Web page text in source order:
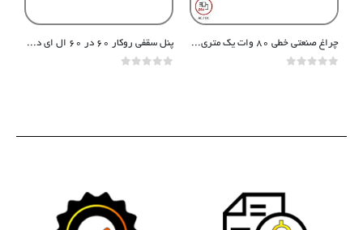
چراغ صنعتی خطی ۸۰ وات یک متری ۲۴ ولت پنل سقفی روکار ۶۰ در ۶۰ ال ای دی ۷۰ وات